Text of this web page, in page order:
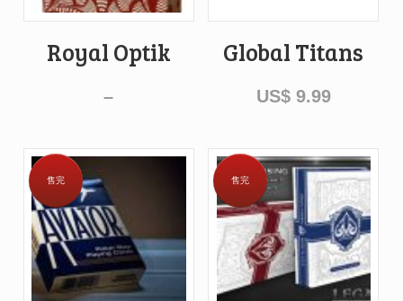
Royal Optik
–
Global Titans
US$9.99
售完 售完